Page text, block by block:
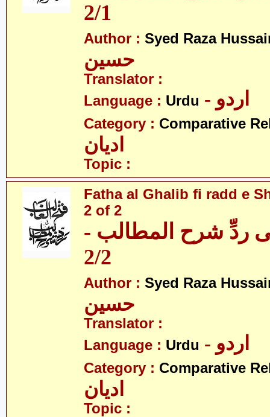
2/1
Author : Syed Raza
حسین
Translator :
Language : Urdu - اردو
Category : Comparative
ادیان
Topic :
Fatha al Ghalib fi radd e
2 of 2
ردِّ شرح المطالب -
2/2
Author : Syed Raza
حسین
Translator :
Language : Urdu - اردو
Category : Comparative
ادیان
Topic :